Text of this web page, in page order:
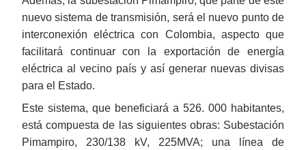
nuevo sistema de transmisión, será el nuevo punto de
interconexión eléctrica con Colombia, aspecto que
facilitará continuar con la exportación de energía
eléctrica al vecino país y así generar nuevas divisas
para el Estado.
Este sistema, que beneficiará a 526. 000 habitantes,
está compuesta de las siguientes obras: Subestación
Pimampiro, 230/138 kV, 225MVA; una línea de